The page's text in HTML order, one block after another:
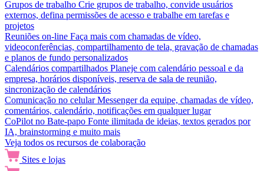
Grupos de trabalho Crie grupos de trabalho, convide usuários
externos, defina permissões de acesso e trabalhe em tarefas e
projetos
Reuniões on-line Faça mais com chamadas de vídeo,
videoconferências, compartilhamento de tela, gravação de chamadas
e planos de fundo personalizados
Calendários compartilhados Planeje com calendário pessoal e da
empresa, horários disponíveis, reserva de sala de reunião,
sincronização de calendários
Comunicação no celular Messenger da equipe, chamadas de vídeo,
comentários, calendário, notificações em qualquer lugar
CoPilot no Bate-papo Fonte ilimitada de ideias, textos gerados por
IA, brainstorming e muito mais
Veja todos os recursos de colaboração
Sites e lojas